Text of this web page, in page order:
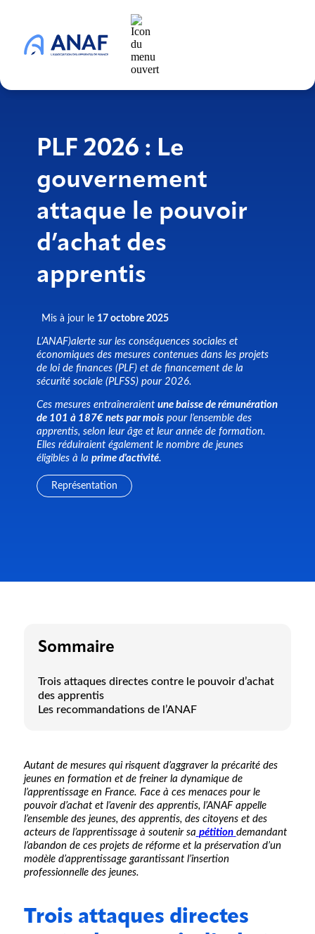
PLF 2026 : Le
gouvernement
attaque le pouvoir
d’achat des
apprentis
Mis à jour le 17 octobre 2025
L’ANAF)alerte sur les conséquences sociales et
économiques des mesures contenues dans les projets
de loi de finances (PLF) et de financement de la
sécurité sociale (PLFSS) pour 2026.
Ces mesures entraîneraient une baisse de rémunération
de 101 à 187€ nets par moispour l’ensemble des
apprentis, selon leur âge et leur année de formation.
Elles réduiraient également le nombre de jeunes
éligibles à la prime d'activité.
Représentation
Sommaire
Trois attaques directes contre le pouvoir d’achat
des apprentis
Les recommandations de l’ANAF
Autant de mesures qui risquent d’aggraver la précarité des
jeunes en formation et de freiner la dynamique de
l’apprentissage en France. Face à ces menaces pour le
pouvoir d’achat et l’avenir des apprentis, l’ANAF appelle
l’ensemble des jeunes, des apprentis, des citoyens et des
acteurs de l’apprentissage à soutenir sa pétition demandant
l’abandon de ces projets de réforme et la préservation d’un
modèle d’apprentissage garantissant l’insertion
professionnelle des jeunes.
Trois attaques directes